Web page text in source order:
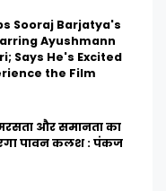
Sooraj Barjatya's
Ayushmann
Says He's Excited
the Film
और समानता का
पावन कलश : पंकज